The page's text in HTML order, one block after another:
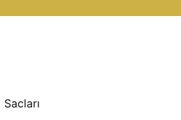
Sacları